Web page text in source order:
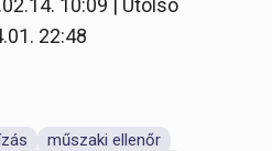
22:48
műszaki ellenőr